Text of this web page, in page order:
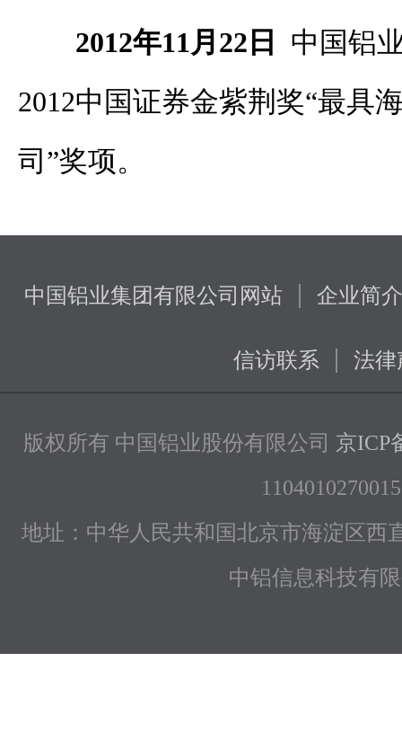
2012年11月22日
中国铝
2012中国证券金紫荆奖“最具
司”奖项。
中国铝业集团有限公司网站 | 企业简介
信访联系 | 法律
版权所有 中国铝业股份有限公司 京ICP
地址：中华人民共和国北京市海淀区西
中铝信息科技有